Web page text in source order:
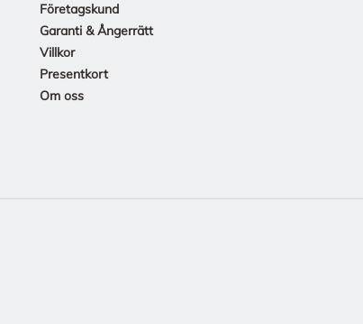
Företagskund
Garanti & Ångerrätt
Villkor
Presentkort
Om oss